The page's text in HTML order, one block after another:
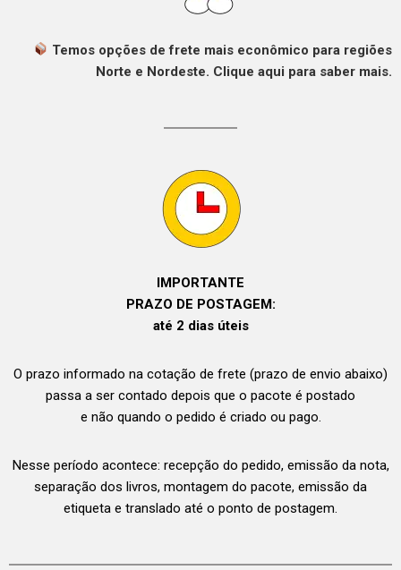
Temos opções de frete mais econômico para regiões
Norte e Nordeste. Clique aqui para saber mais.
IMPORTANTE
PRAZO DE POSTAGEM:
até 2 dias úteis
O prazo informado na cotação de frete (prazo de envio abaixo)
passa a ser contado depois que o pacote é postado
e não quando o pedido é criado ou pago.
Nesse período acontece: recepção do pedido, emissão da nota,
separação dos livros, montagem do pacote, emissão da
etiqueta e translado até o ponto de postagem.